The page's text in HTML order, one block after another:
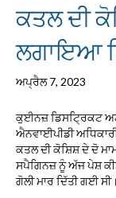
ਕਤਲ ਦੀ
ਲਗਾਇਆ
ਅਪ੍ਰੈਲ 7, 2023
ਕੁਈਨਜ਼ ਡਿਸਟ੍ਰਿਕਟ
ਐਨਵਾਈਪੀਡੀ
ਕਤਲ ਦੀ ਕੋਸ਼ਿਸ਼ ਦੇ ਦੋ
ਸਪੈਗਿਨਜ਼ ਨੂੰ ਅੱਜ ਪੇਸ਼
ਗੋਲੀ ਮਾਰ ਦਿੱਤੀ ਗਈ